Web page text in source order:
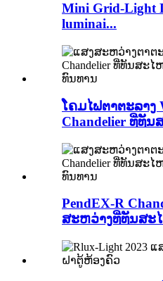
Mini Grid-Light
luminai...
ໂຄມໄຟຕາຕະລາງ
Chandelier ທີ່ທັ
PendEX-R
ສະຫວ່າງທີ່ທັນສະ